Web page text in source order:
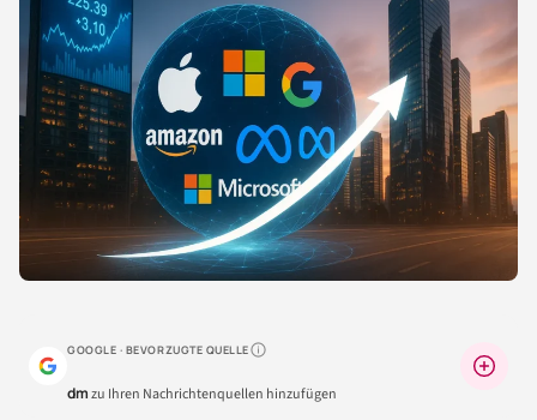
GOOGLE · BEVORZUGTE QUELLEWarum lohnt sich das?
dmzu Ihren Nachrichtenquellen hinzufügen